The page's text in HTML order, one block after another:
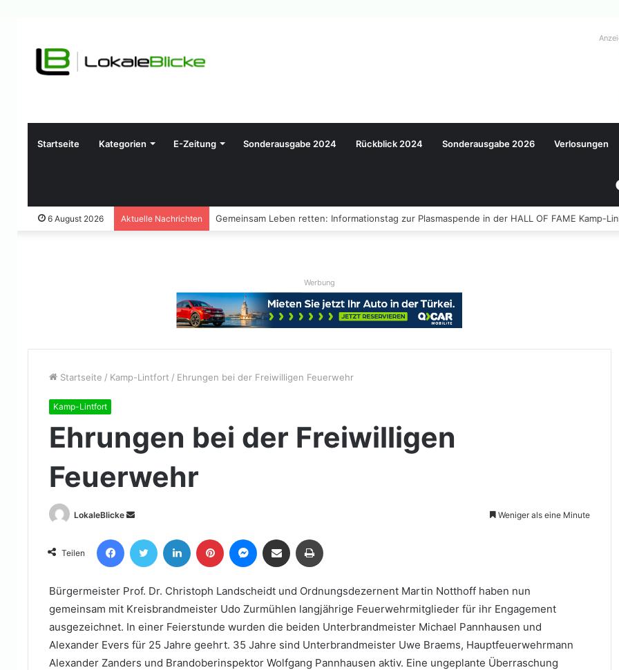
Startseite Kategorien E-Zeitung Sonderausgabe 2024 Rückblick 2024 Sonderausgabe 2026 Verlosungen
6 August 2026 Aktuelle Nachrichten Gemeinsam Leben retten: Informationstag zur Plasmaspende in der HALL OF FAME Kamp-
Werbung
Startseite / Kamp-Lintfort / Ehrungen bei der Freiwilligen Feuerwehr
Kamp-Lintfort
Ehrungen bei der Freiwilligen
Feuerwehr
LokaleBlicke
Sende
eine
E-
Weniger als eine Minute
Teilen
FacebookTwitter LinkedIn Pinterest Messenger
Teile per E-Mail
Bürgermeister Prof. Dr. Christoph Landscheidt und Ordnungsdezernent Martin Notthoff haben nun
gemeinsam mit Kreisbrandmeister Udo Zurmühlen langjährige Feuerwehrmitglieder für ihr Engagement
ausgezeichnet. In einer Feierstunde wurden die beiden Unterbrandmeister Michael Pannhausen und
Alexander Evers für 25 Jahre geehrt. 35 Jahre sind Unterbrandmeister Uwe Braems, Hauptfeuerwehrmann
Alexander Zanders und Brandoberinspektor Wolfgang Pannhausen aktiv. Eine ungeplante Überraschung